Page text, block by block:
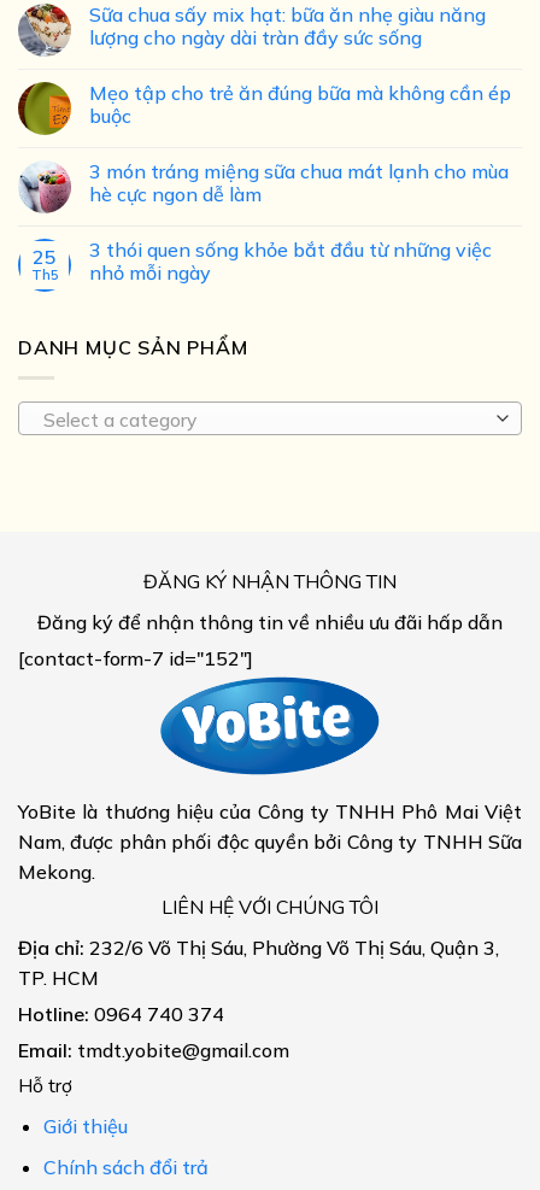
Sữa chua sấy mix hạt: bữa ăn nhẹ giàu năng
lượng cho ngày dài tràn đầy sức sống
Mẹo tập cho trẻ ăn đúng bữa mà không cần ép
buộc
3 món tráng miệng sữa chua mát lạnh cho mùa
hè cực ngon dễ làm
25
Th5
3 thói quen sống khỏe bắt đầu từ những việc
nhỏ mỗi ngày
DANH MỤC SẢN PHẨM
Select a category
ĐĂNG KÝ NHẬN THÔNG TIN
Đăng ký để nhận thông tin về nhiều ưu đãi hấp dẫn
[contact-form-7 id="152"]
YoBite là thương hiệu của Công ty TNHH Phô Mai Việt
Nam, được phân phối độc quyền bởi Công ty TNHH Sữa
Mekong.
LIÊN HỆ VỚI CHÚNG TÔI
Địa chỉ: 232/6 Võ Thị Sáu, Phường Võ Thị Sáu, Quận 3,
TP. HCM
Hotline: 0964 740 374
Email: tmdt.yobite@gmail.com
Hỗ trợ
Giới thiệu
Chính sách đổi trả